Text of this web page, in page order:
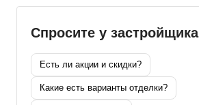
Спросите у застройщика
Есть ли акции и скидки?
Какие есть варианты отделки?